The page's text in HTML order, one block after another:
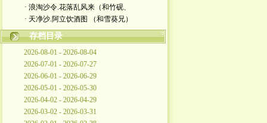
· 浪淘沙令.花落乱风来（和竹砚、
· 天净沙.阿立饮酒图 （和雪葵兄）
存档目录
2026-08-01 - 2026-08-04
2026-07-01 - 2026-07-27
2026-06-01 - 2026-06-29
2026-05-01 - 2026-05-30
2026-04-02 - 2026-04-29
2026-03-02 - 2026-03-31